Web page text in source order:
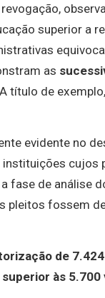
superior a
as
A título de
evidente no
cujos
fase de análise
pleitos fossem
de
às 5.700